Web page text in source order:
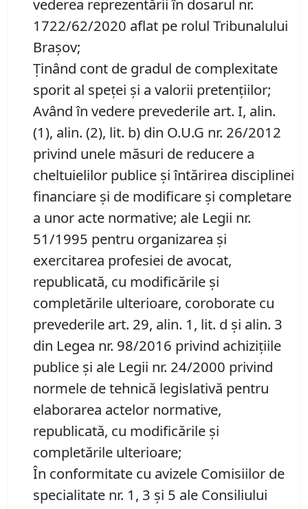
vederea reprezentării în dosarul nr.
1722/62/2020 aflat pe rolul Tribunalului
Braşov;
Ţinând cont de gradul de complexitate
sporit al speţei şi a valorii pretențiilor;
Având în vedere prevederile art. I, alin.
(1), alin. (2), lit. b) din O.U.G nr. 26/2012
privind unele măsuri de reducere a
cheltuielilor publice şi întărirea disciplinei
financiare şi de modificare şi completare
a unor acte normative; ale Legii nr.
51/1995 pentru organizarea şi
exercitarea profesiei de avocat,
republicată, cu modificările şi
completările ulterioare, coroborate cu
prevederile art. 29, alin. 1, lit. d şi alin. 3
din Legea nr. 98/2016 privind achiziţiile
publice şi ale Legii nr. 24/2000 privind
normele de tehnică legislativă pentru
elaborarea actelor normative,
republicată, cu modificările şi
completările ulterioare;
În conformitate cu avizele Comisiilor de
specialitate nr. 1, 3 și 5 ale Consiliului